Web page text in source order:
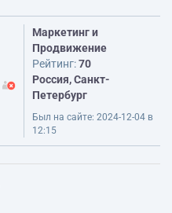
Маркетинг и
Продвижение
Рейтинг:70
Россия, Санкт-
Петербург
Был на сайте: 2024-12-04 в
12:15